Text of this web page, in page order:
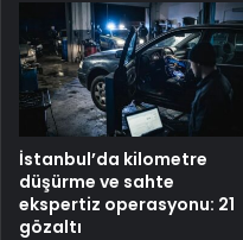
İstanbul’da kilometre
düşürme ve sahte
ekspertiz operasyonu: 21
gözaltı